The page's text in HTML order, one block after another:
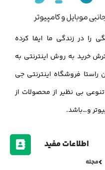
را در زندگی ما ایفا کرده
خرید به روش اینترنتی به
فروشگاه اینترنتی جی
بی نظیر از محصولات از
و…باشد.
اطلاعات مفید
مجله